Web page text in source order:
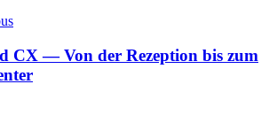
CX — Von der Rezeption bis zum